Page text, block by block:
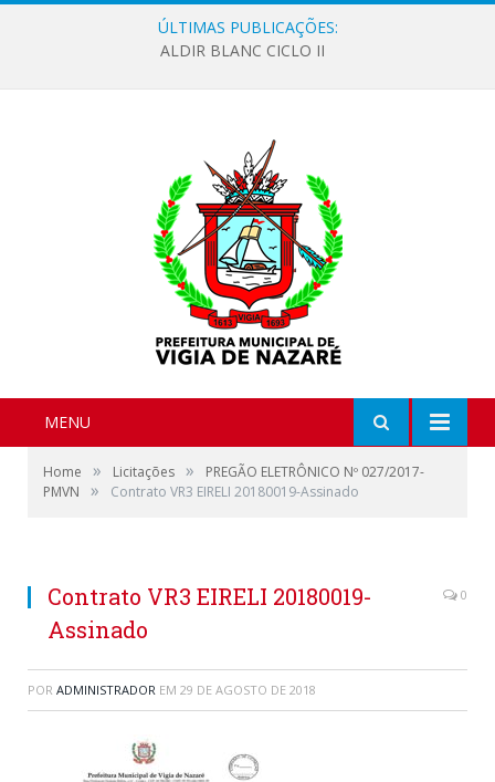
ÚLTIMAS PUBLICAÇÕES:
ALDIR BLANC CICLO II
MENU
Home » Licitações »
PREGÃO ELETRÔNICO Nº 027/2017-
PMVN
» Contrato VR3 EIRELI 20180019-Assinado
Contrato VR3 EIRELI 20180019-
Assinado
0
POR ADMINISTRADOR EM 29 DE AGOSTO DE 2018